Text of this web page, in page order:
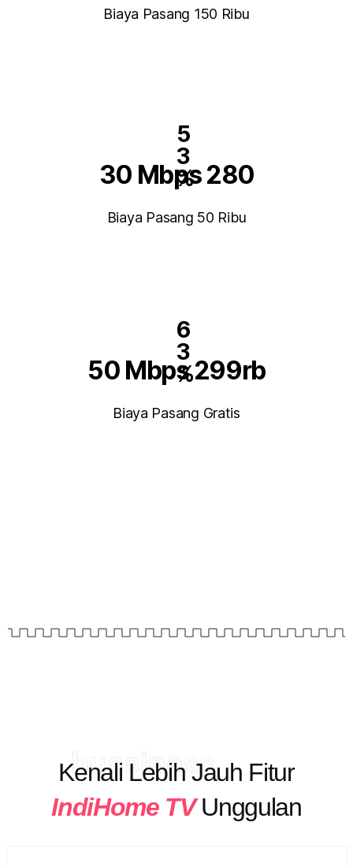
Biaya Pasang 150 Ribu
5
3
%
30 Mbps 280
Biaya Pasang 50 Ribu
6
3
%
50 Mbps 299rb
Biaya Pasang Gratis
bussiness
Kenali Lebih Jauh Fitur
IndiHome TVUnggulan